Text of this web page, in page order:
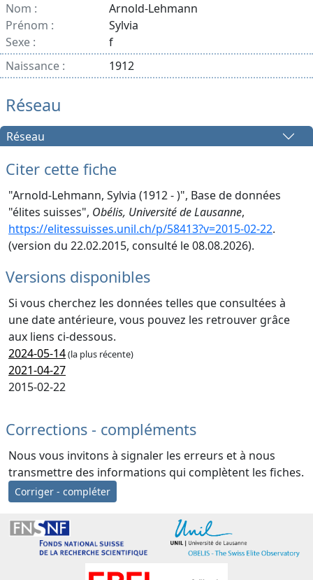
Nom :
Arnold-Lehmann
Prénom :
Sylvia
Sexe :
f
Naissance :
1912
Réseau
Réseau
Citer cette fiche
"Arnold-Lehmann, Sylvia (1912 - )", Base de données
"élites suisses", Obélis, Université de Lausanne,
https://elitessuisses.unil.ch/p/58413?v=2015-02-22.
(version du 22.02.2015, consulté le 08.08.2026).
Versions disponibles
Si vous cherchez les données telles que consultées à
une date antérieure, vous pouvez les retrouver grâce
aux liens ci-dessous.
2024-05-14(la plus récente)
2021-04-27
2015-02-22
Corrections - compléments
Nous vous invitons à signaler les erreurs et à nous
transmettre des informations qui complètent les fiches.
Corriger - compléter